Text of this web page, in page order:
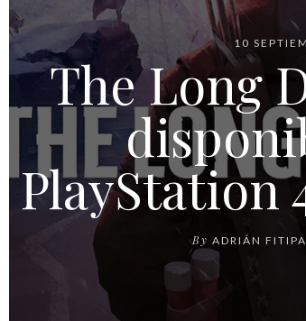
10
The Long
PlayStation
By ADRIÁN